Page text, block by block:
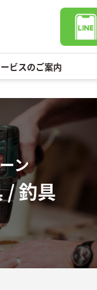
ビスのご案内
ン
/ 釣具